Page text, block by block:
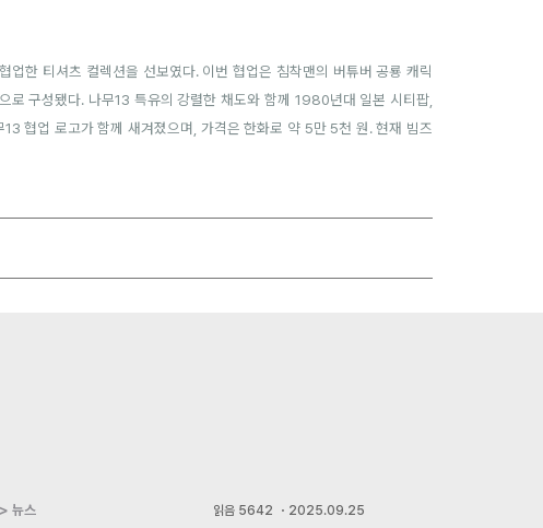
업한 티셔츠 컬렉션을 선보였다. 이번 협업은 침착맨의 버튜버 공룡 캐릭
로 구성됐다. 나무13 특유의 강렬한 채도와 함께 1980년대 일본 시티팝,
협업 로고가 함께 새겨졌으며, 가격은 한화로 약 5만 5천 원. 현재 빔즈
뉴스 읽음 5642 ・ 2025.09.25